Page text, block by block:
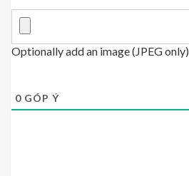
Optionally add an image (JPEG only)
0 GÓP Ý